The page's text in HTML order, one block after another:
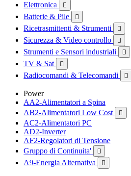
Elettronica 
Batterie & Pile 
Ricetrasmittenti & Strumenti 
Sicurezza & Video controllo 
Strumenti e Sensori industriali 
TV & Sat 
Radiocomandi & Telecomandi 
Power
AA2-Alimentatori a Spina
AB2-Alimentatori Low Cost

AC2-Alimentatori PC
AD2-Inverter
AF2-Regolatori di Tensione
Gruppo di Continuita'

A9-Energia Alternativa 